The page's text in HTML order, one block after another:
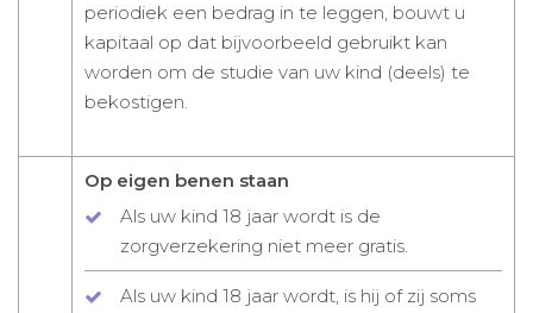
periodiek een bedrag in te leggen, bouwt u
kapitaal op dat bijvoorbeeld gebruikt kan
worden om de studie van uw kind (deels) te
bekostigen.
Op eigen benen staan
Als uw kind 18 jaar wordt is de
zorgverzekering niet meer gratis.
Als uw kind 18 jaar wordt, is hij of zij soms